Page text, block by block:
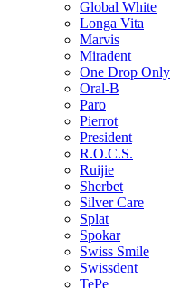
Global White
Longa Vita
Marvis
Miradent
One Drop Only
Oral-B
Paro
Pierrot
President
R.O.C.S.
Ruijie
Sherbet
Silver Care
Splat
Spokar
Swiss Smile
Swissdent
TePe